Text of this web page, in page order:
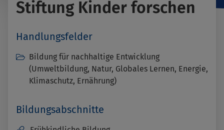
Stiftung Kinder forschen
Handlungsfelder
Bildung für nachhaltige Entwicklung
(Umweltbildung, Natur, Globales Lernen, Energie,
Klimaschutz, Ernährung)
Bildungsabschnitte